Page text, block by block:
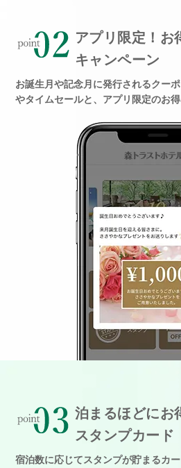
アプリ限定！お
キャンペーン
お誕生月や記念月に発行されるクー
やタイムセールと、アプリ限定のお
泊まるほどにお
スタンプカード
宿泊数に応じてスタンプが貯まるカ